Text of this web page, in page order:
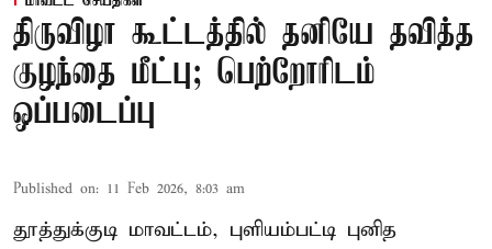
திருவிழா கூட்டத்தில் தனியே தவித்த
குழந்தை மீட்பு; பெற்றோரிடம்
ஒப்படைப்பு
Published on: 11 Feb 2026, 8:03 am
தூத்துக்குடி மாவட்டம், புளியம்பட்டி புனித